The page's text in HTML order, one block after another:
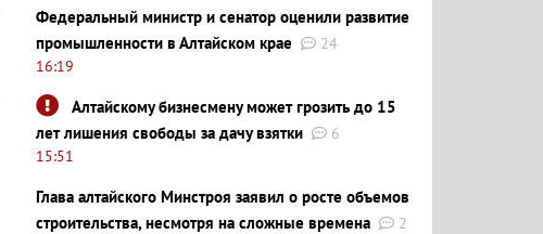
Федеральный министр и сенатор оценили развитие
промышленности в Алтайском крае
24
16:19
Алтайскому бизнесмену может грозить до 15
лет лишения свободы за дачу взятки
6
15:51
Глава алтайского Минстроя заявил о росте объемов
строительства, несмотря на сложные времена
2